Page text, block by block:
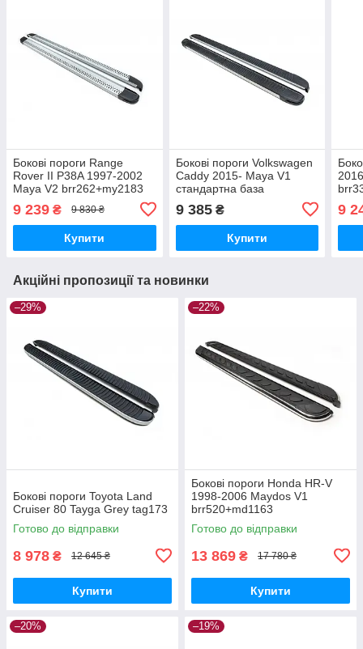
Бокові пороги Range
Rover II P38A 1997-2002
Maya V2 brr262+my2183
9 239 ₴ 9 830 ₴
Купити
Бокові пороги Volkswagen
Caddy 2015- Maya V1
стандартна база
9 385₴
Купити
9
Акційні пропозиції та новинки
–29%
Бокові пороги Toyota Land
Cruiser 80 Tayga Grey tag173
Готово до відправки
8 978 ₴ 12 645 ₴
Купити
–22%
Бокові пороги Honda HR-V
1998-2006 Maydos V1
brr520+md1163
Готово до відправки
13 869 ₴ 17 780 ₴
Купити
–20% –19%